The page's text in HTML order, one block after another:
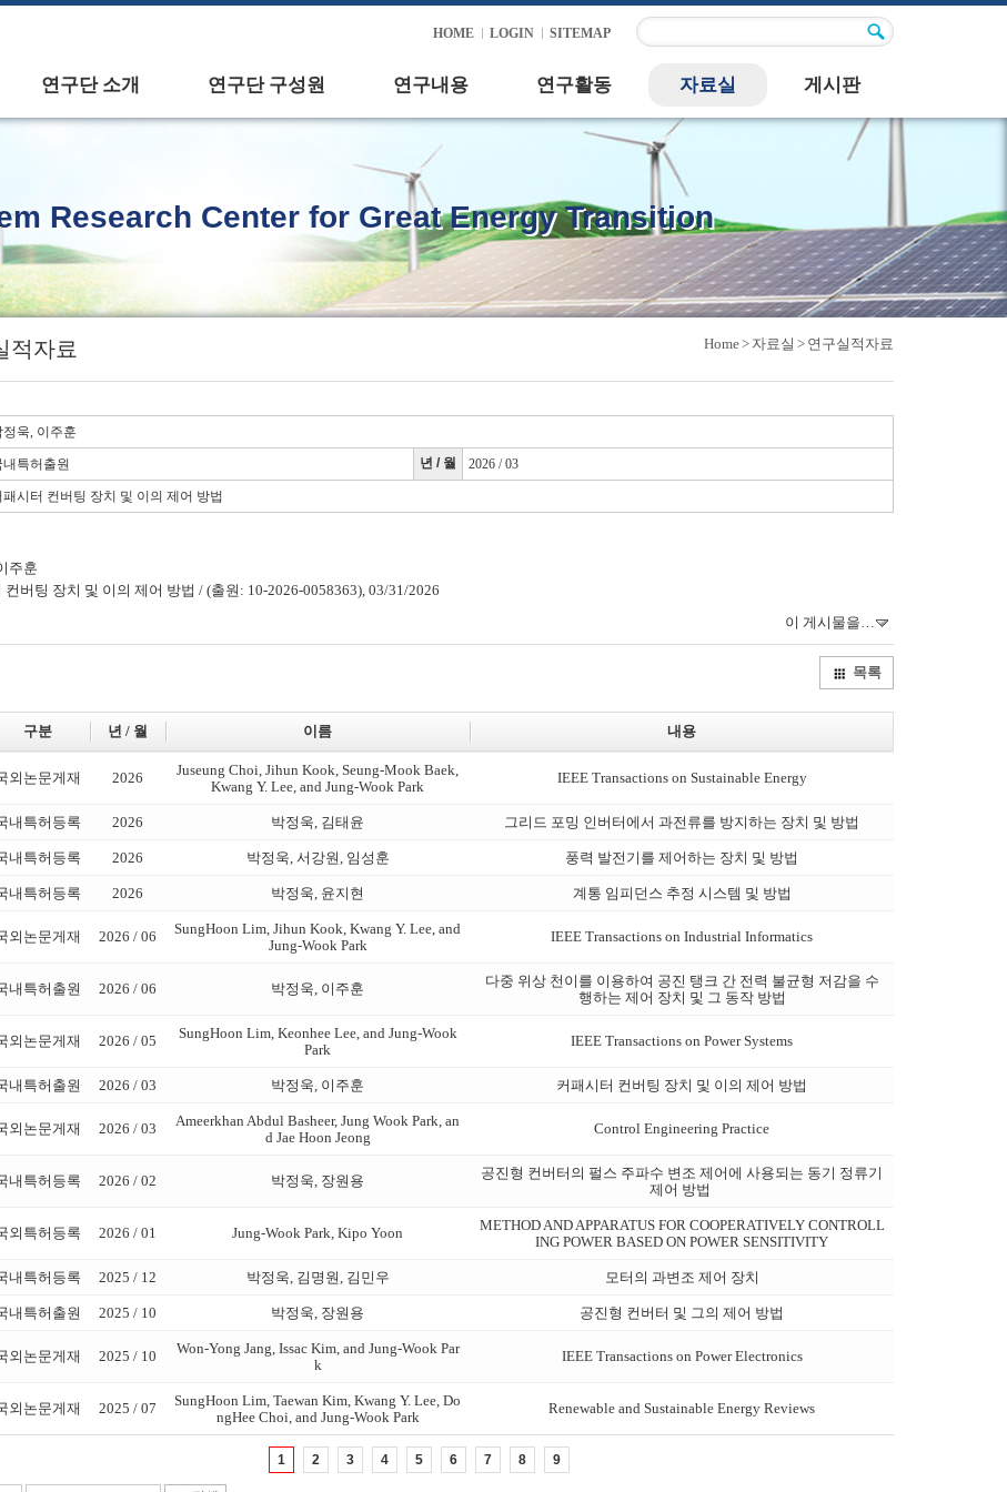
HOME
LOGIN SITEMAP
연구단 소개 연구단 구성원 연구내용 연구활동 자료실 게시판
Research Center for Great Energy Transition
적자료 Home> 자료실 > 연구실적자료
정욱, 이주훈
내특허출원 년 / 월
2026 / 03
패시터 컨버팅 장치 및 이의 제어 방법
주훈
컨버팅 장치 및 이의 제어 방법 / (출원: 10-2026-0058363), 03/31/2026
이 게시물을…
목록
구분 년 / 월 이름 내용
외논문게재 2026
Juseung Choi, Jihun Kook, Seung-Mook Baek,
Kwang Y. Lee, and Jung-Wook Park
IEEE Transactions on Sustainable Energy
내특허등록 2026 박정욱, 김태윤 그리드 포밍 인버터에서 과전류를 방지하는 장치 및 방법
내특허등록 2026 박정욱, 서강원, 임성훈 풍력 발전기를 제어하는 장치 및 방법
내특허등록 2026 박정욱, 윤지현 계통 임피던스 추정 시스템 및 방법
외논문게재 2026 / 06
SungHoon Lim, Jihun Kook, Kwang Y. Lee, and
Jung-Wook Park
IEEE Transactions on Industrial Informatics
내특허출원 2026 / 06 박정욱, 이주훈
다중 위상 천이를 이용하여 공진 탱크 간 전력 불균형 저감을 수
행하는 제어 장치 및 그 동작 방법
외논문게재 2026 / 05
SungHoon Lim, Keonhee Lee, and Jung-Wook
Park
IEEE Transactions on Power Systems
내특허출원 2026 / 03 박정욱, 이주훈 커패시터 컨버팅 장치 및 이의 제어 방법
외논문게재 2026 / 03
Ameerkhan Abdul Basheer, Jung Wook Park, an
d Jae Hoon Jeong
Control Engineering Practice
내특허등록 2026 / 02 박정욱, 장원용
공진형 컨버터의 펄스 주파수 변조 제어에 사용되는 동기 정류기
제어 방법
외특허등록 2026 / 01 Jung-Wook Park, Kipo Yoon
METHOD AND APPARATUS FOR COOPERATIVELY CONTROLL
ING POWER BASED ON POWER SENSITIVITY
내특허등록 2025 / 12 박정욱, 김명원, 김민우 모터의 과변조 제어 장치
내특허출원 2025 / 10 박정욱, 장원용 공진형 컨버터 및 그의 제어 방법
외논문게재 2025 / 10
Won-Yong Jang, Issac Kim, and Jung-Wook Par
k
IEEE Transactions on Power Electronics
외논문게재 2025 / 07
SungHoon Lim, Taewan Kim, Kwang Y. Lee, Do
ngHee Choi, and Jung-Wook Park
Renewable and Sustainable Energy Reviews
1 2 3 4 5 6 7 8 9